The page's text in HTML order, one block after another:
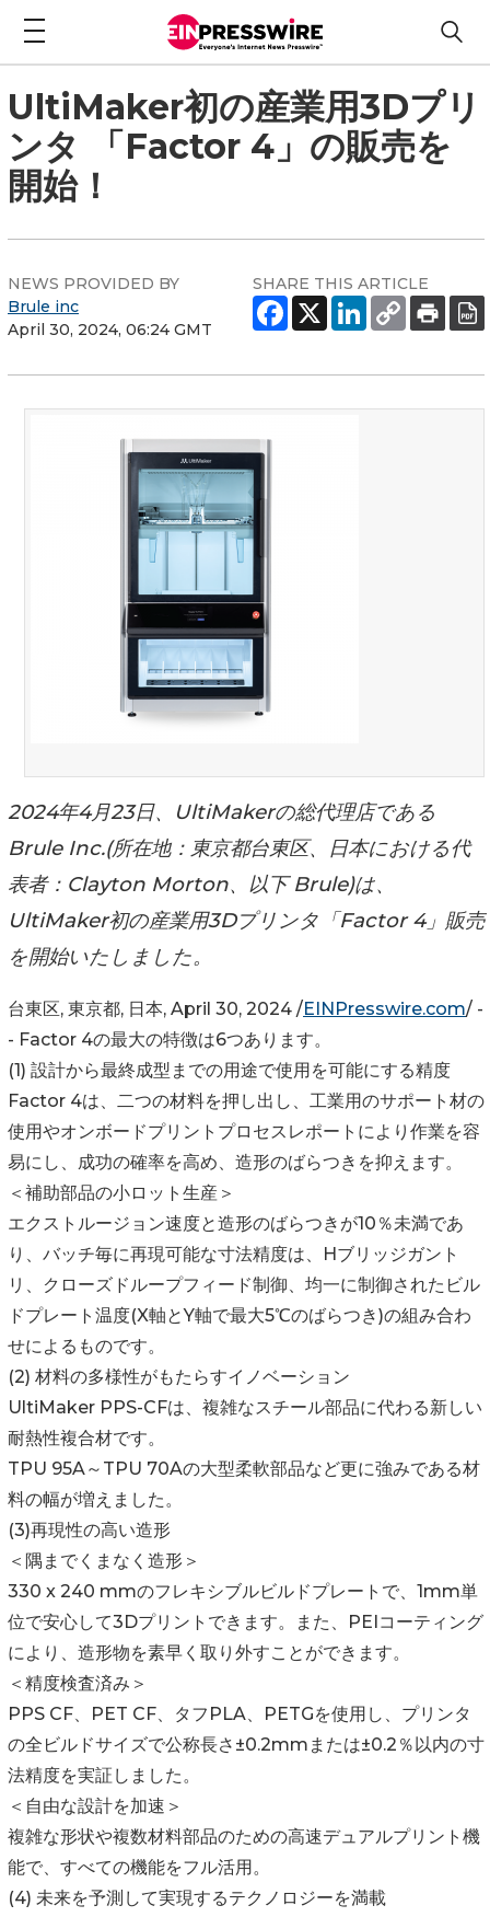
UltiMaker初の産業用3Dプリ
ンタ 「Factor 4」の販売を
開始！
NEWS PROVIDED BY
Brule inc
April 30, 2024, 06:24 GMT
SHARE THIS ARTICLE
2024年4月23日、UltiMakerの総代理店である
Brule Inc.(所在地：東京都台東区、日本における代
表者：Clayton Morton、以下 Brule)は、
UltiMaker初の産業用3Dプリンタ「Factor 4」販売
を開始いたしました。
台東区, 東京都, 日本, April 30, 2024 /EINPresswire.com/ -
- Factor 4の最大の特徴は6つあります。
(1) 設計から最終成型までの用途で使用を可能にする精度
Factor 4は、二つの材料を押し出し、工業用のサポート材の
使用やオンボードプリントプロセスレポートにより作業を容
易にし、成功の確率を高め、造形のばらつきを抑えます。
＜補助部品の小ロット生産＞
エクストルージョン速度と造形のばらつきが10％未満であ
り、バッチ毎に再現可能な寸法精度は、Hブリッジガント
リ、クローズドループフィード制御、均一に制御されたビル
ドプレート温度(X軸とY軸で最大5℃のばらつき)の組み合わ
せによるものです。
(2) 材料の多様性がもたらすイノベーション
UltiMaker PPS-CFは、複雑なスチール部品に代わる新しい
耐熱性複合材です。
TPU 95A～TPU 70Aの大型柔軟部品など更に強みである材
料の幅が増えました。
(3)再現性の高い造形
＜隅までくまなく造形＞
330 x 240 mmのフレキシブルビルドプレートで、1mm単
位で安心して3Dプリントできます。また、PEIコーティング
により、造形物を素早く取り外すことができます。
＜精度検査済み＞
PPS CF、PET CF、タフPLA、PETGを使用し、プリンタ
の全ビルドサイズで公称長さ±0.2mmまたは±0.2％以内の寸
法精度を実証しました。
＜自由な設計を加速＞
複雑な形状や複数材料部品のための高速デュアルプリント機
能で、すべての機能をフル活用。
(4) 未来を予測して実現するテクノロジーを満載